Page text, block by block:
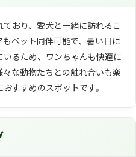
おり、愛犬と一緒に訪れるこ
ペット同伴可能で、暑い日に
るため、ワンちゃんも快適に
な動物たちとの触れ合いも楽
すすめのスポットです。